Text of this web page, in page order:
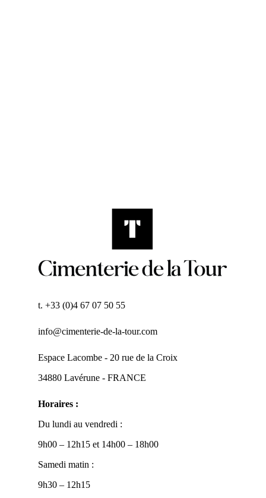
t. +33 (0)4 67 07 50 55
info@cimenterie-de-la-tour.com
Espace Lacombe - 20 rue de la Croix
34880 Lavérune - FRANCE
Horaires :
Du lundi au vendredi :
9h00 – 12h15 et 14h00 – 18h00
Samedi matin :
9h30 – 12h15